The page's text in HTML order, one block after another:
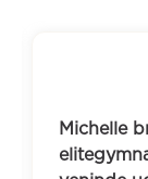
Michelle